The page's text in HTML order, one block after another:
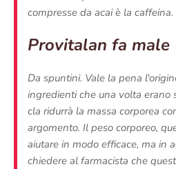
compresse da acai è la caffeina.
Provitalan fa male
Da spuntini. Vale la pena
ingredienti che una volta erano
cla ridurrà la massa corporea
argomento. Il peso corporeo,
aiutare in modo efficace, ma in
chiedere al farmacista che